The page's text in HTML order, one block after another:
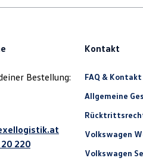
Bestellung:
220
Kontakt
FAQ & Kontakt
Allgemeine
Volkswagen
Volkswagen